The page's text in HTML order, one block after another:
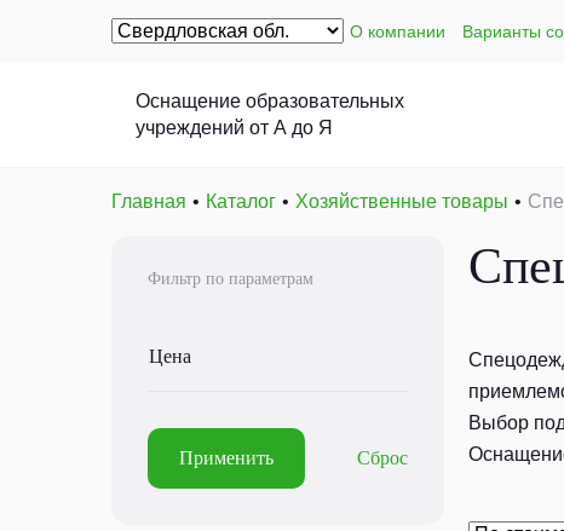
О компании Варианты
Оснащение образовательных
учреждений от А до Я
Главная Каталог Хозяйственные товары
Фильтр по параметрам
Цена
Применить Сброс
Выбор